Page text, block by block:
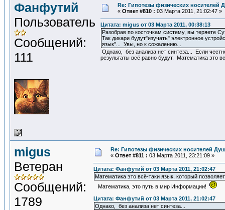
Фанфутий
Пользователь
Сообщений:
111
Re: Гипотезы физических носителей
« Ответ #810 : 03 Марта 2011, 21:02:47 »
Цитата: migus от 03 Марта 2011, 00:38:13
Разобрав по косточкам систему, вы теряете
Так дикари будут"изучать" электронное
язык"... Увы, но к сожалению...
Однако, без анализа нет синтеза... Если
результаты всё равно будут. Математика это
migus
Ветеран
Сообщений:
1789
Re: Гипотезы физических носителей
« Ответ #811 : 03 Марта 2011, 23:21:09 »
Цитата: Фанфутий от 03 Марта 2011, 21:02:47
Математика это всё-таки язык, который
Математика, это путь в мир Информации!
Цитата: Фанфутий от 03 Марта 2011, 21:02:47
Однако, без анализа нет синтеза...